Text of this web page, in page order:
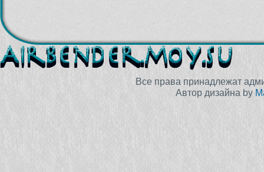
Все права принадлежат
Автор дизайна by